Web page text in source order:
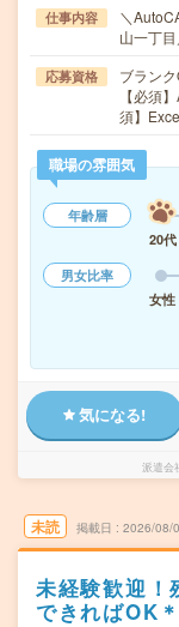
仕事内容
＼
山一丁
応募資格
ブラン
【必須
須】
職場の雰囲気
年齢層
20代
男女比率
女性
気になる!
派遣会
未読 掲載日 2026/08/
未経験歓迎！
できればOK